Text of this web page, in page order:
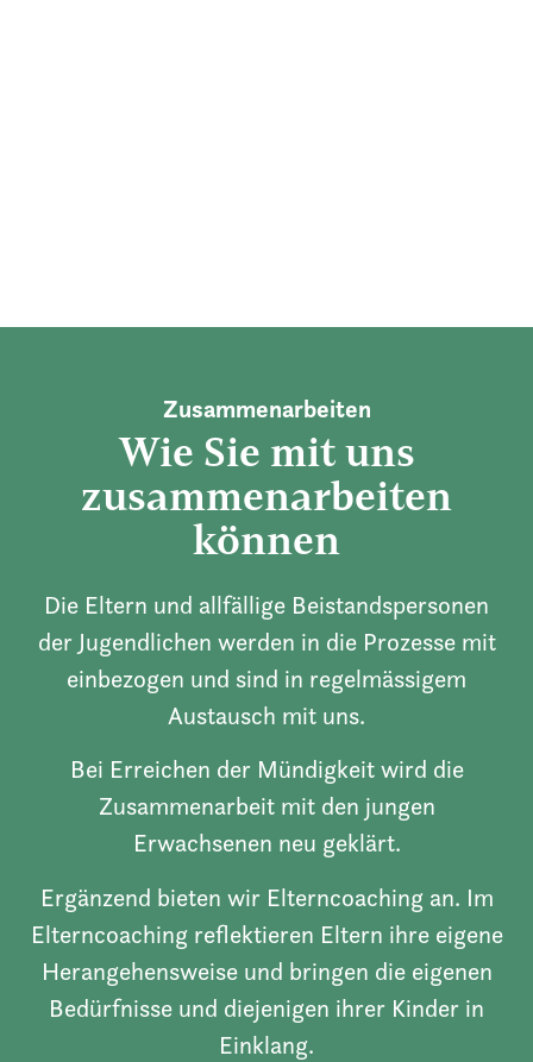
Zusammenarbeiten
Wie Sie mit uns
zusammenarbeiten
können
Die Eltern und allfällige Beistandspersonen
der Jugendlichen werden in die Prozesse mit
einbezogen und sind in regelmässigem
Austausch mit uns.
Bei Erreichen der Mündigkeit wird die
Zusammenarbeit mit den jungen
Erwachsenen neu geklärt.
Ergänzend bieten wir Elterncoaching an. Im
Elterncoaching reflektieren Eltern ihre eigene
Herangehensweise und bringen die eigenen
Bedürfnisse und diejenigen ihrer Kinder in
Einklang.